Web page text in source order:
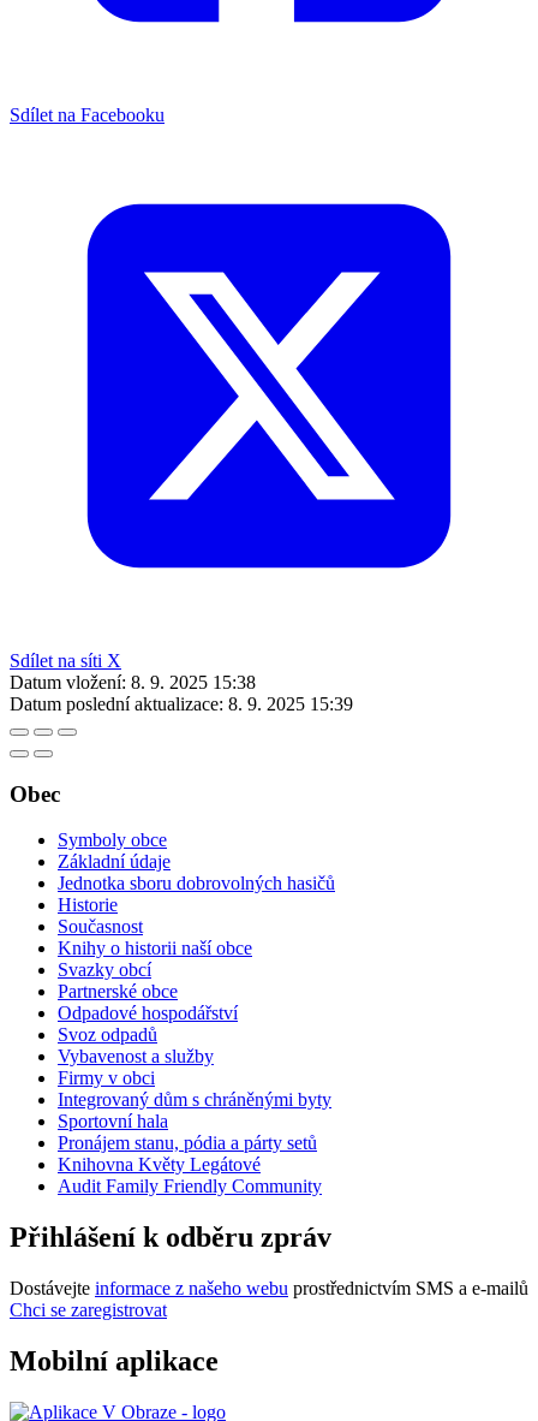
Sdílet na Facebooku
Sdílet na síti X
Datum vložení: 8. 9. 2025 15:38
Datum poslední aktualizace: 8. 9. 2025 15:39
Obec
Symboly obce
Základní údaje
Jednotka sboru dobrovolných hasičů
Historie
Současnost
Knihy o historii naší obce
Svazky obcí
Partnerské obce
Odpadové hospodářství
Svoz odpadů
Vybavenost a služby
Firmy v obci
Integrovaný dům s chráněnými byty
Sportovní hala
Pronájem stanu, pódia a párty setů
Knihovna Květy Legátové
Audit Family Friendly Community
Přihlášení k odběru zpráv
Dostávejte informace z našeho webu prostřednictvím SMS a e-mailů
Chci se zaregistrovat
Mobilní aplikace